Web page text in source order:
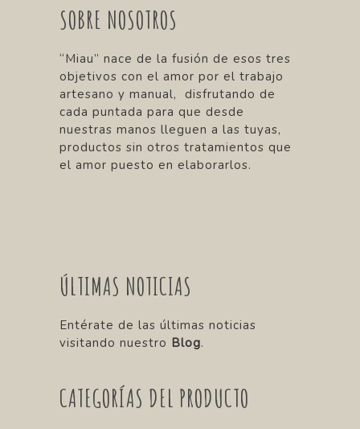
SOBRE NOSOTROS
“Miau” nace de la fusión de esos tres
objetivos con el amor por el trabajo
artesano y manual, disfrutando de
cada puntada para que desde
nuestras manos lleguen a las tuyas,
productos sin otros tratamientos que
el amor puesto en elaborarlos.
ÚLTIMAS NOTICIAS
Entérate de las últimas noticias
visitando nuestro Blog.
CATEGORÍAS DEL PRODUCTO